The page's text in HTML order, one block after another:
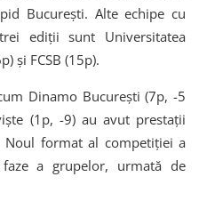
București. Alte echipe cu
ediții sunt Universitatea
și FCSB (15p).
Dinamo București (7p, -5
(1p, -9) au avut prestații
Noul format al competiției a
faze a grupelor, urmată de